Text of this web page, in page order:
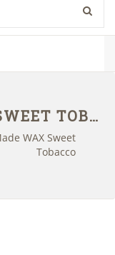
18.21 MAN MADE WAX SWEET TOBACCO
WAX Sweet
Tobacco